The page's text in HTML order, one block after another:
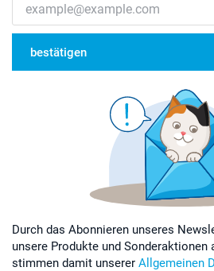
bestätigen
Durch das Abonnieren unseres
unsere Produkte und Sonderaktionen
stimmen damit unserer Allgemeinen